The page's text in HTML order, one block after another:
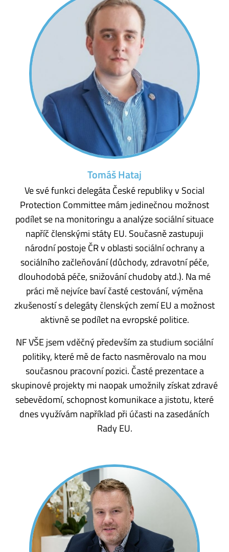
Tomáš Hataj
Ve své funkci delegáta České republiky v Social
Protection Committee mám jedinečnou možnost
podílet se na monitoringu a analýze sociální situace
napříč členskými státy EU. Současně zastupuji
národní postoje ČR v oblasti sociální ochrany a
sociálního začleňování (důchody, zdravotní péče,
dlouhodobá péče, snižování chudoby atd.). Na mé
práci mě nejvíce baví časté cestování, výměna
zkušeností s delegáty členských zemí EU a možnost
aktivně se podílet na evropské politice.
NF VŠE jsem vděčný především za studium sociální
politiky, které mě de facto nasměrovalo na mou
současnou pracovní pozici. Časté prezentace a
skupinové projekty mi naopak umožnily získat zdravé
sebevědomí, schopnost komunikace a jistotu, které
dnes využívám například při účasti na zasedáních
Rady EU.